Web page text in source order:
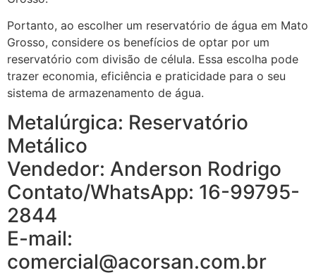
Portanto, ao escolher um reservatório de água em Mato
Grosso, considere os benefícios de optar por um
reservatório com divisão de célula. Essa escolha pode
trazer economia, eficiência e praticidade para o seu
sistema de armazenamento de água.
Metalúrgica: Reservatório
Metálico
Vendedor: Anderson Rodrigo
Contato/WhatsApp: 16-99795-
2844
E-mail:
comercial@acorsan.com.br